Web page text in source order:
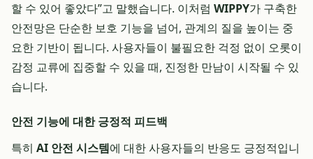
할 수 있어 좋았다”고 말했습니다. 이처럼 WIPPY가 구축한
안전망은 단순한 보호 기능을 넘어, 관계의 질을 높이는 중
요한 기반이 됩니다. 사용자들이 불필요한 걱정 없이 오롯이
감정 교류에 집중할 수 있을 때, 진정한 만남이 시작될 수 있
습니다.
안전 기능에 대한 긍정적 피드백
특히 AI 안전 시스템에 대한 사용자들의 반응도 긍정적입니